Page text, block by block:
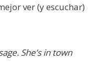
ver (y escuchar)
She’s in town